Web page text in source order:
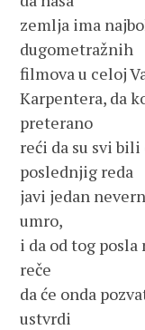
zemlja ima
dugometražnih
filmova u celoj
Karpentera, da
preterano
reći da su svi bili
poslednjig reda
javi jedan
umro,
i da od tog
reče
da će onda
ustvrdi